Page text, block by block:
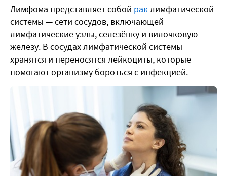
Лимфома представляет собой раклимфатической
системы — сети сосудов, включающей
лимфатические узлы, селезёнку и вилочковую
железу. В сосудах лимфатической системы
хранятся и переносятся лейкоциты, которые
помогают организму бороться с инфекцией.